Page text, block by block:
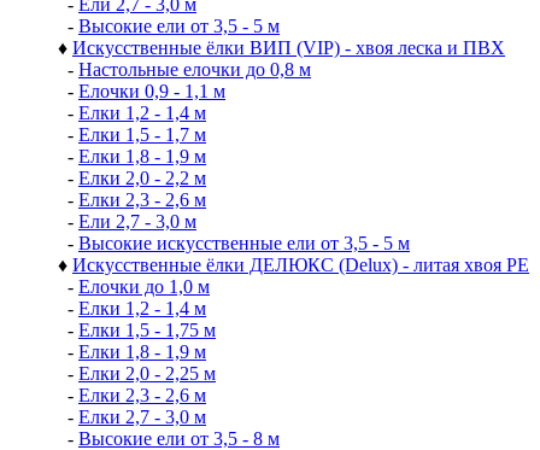
- Ели 2,7 - 3,0 м
- Высокие ели от 3,5 - 5 м
♦ Искусственные ёлки ВИП (VIP) - хвоя леска и ПВХ
- Настольные елочки до 0,8 м
- Елочки 0,9 - 1,1 м
- Елки 1,2 - 1,4 м
- Елки 1,5 - 1,7 м
- Елки 1,8 - 1,9 м
- Елки 2,0 - 2,2 м
- Елки 2,3 - 2,6 м
- Ели 2,7 - 3,0 м
- Высокие искусственные ели от 3,5 - 5 м
♦ Искусственные ёлки ДЕЛЮКС (Delux) - литая хвоя РЕ
- Елочки до 1,0 м
- Елки 1,2 - 1,4 м
- Елки 1,5 - 1,75 м
- Елки 1,8 - 1,9 м
- Елки 2,0 - 2,25 м
- Елки 2,3 - 2,6 м
- Елки 2,7 - 3,0 м
- Высокие ели от 3,5 - 8 м